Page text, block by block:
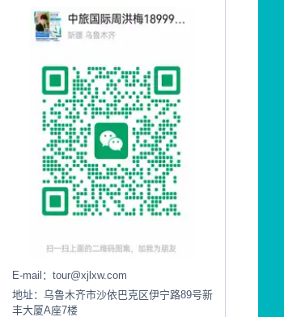
E-mail： tour@xjlxw.com
地址： 乌鲁木齐市沙依巴克区伊宁路89号新
丰大厦A座7楼